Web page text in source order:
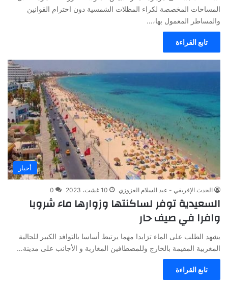
المساحات المخصصة لكراء المظلات الشمسية دون احترام القوانين
والمساطر المعمول بها،…
تابع القراءة
أخبار
الحدث الإفريقي - عبد السلام العزوزي 10 غشت، 2023 0
السعيدية توفر لساكنتها وزوارها ماء شروبا
وافرا في صيف حار
يشهد الطلب على الماء تزايدا مهما يرتبط أساسا بالتوافد الكبير للجالية
المغربية المقيمة بالخارج وللمصطافين المغاربة و الأجانب على مدينة…
تابع القراءة